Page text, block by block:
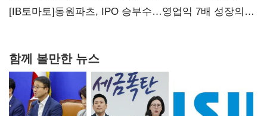
내팽개친 '사회적합의'
[IB토마토]동원파츠, IPO 승부수…영업익 7배 성장의
함께 볼만한 뉴스